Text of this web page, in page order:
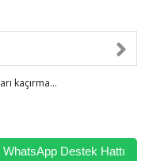
kaçırma...
bilgileriniz 256bit
WhatsApp Destek Hattı